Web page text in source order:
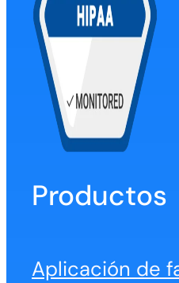
Productos
Aplicación de